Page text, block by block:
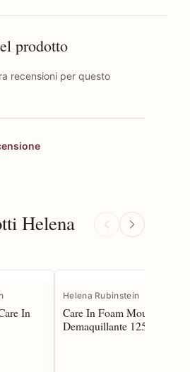
prodotto
recensioni per questo
Helena
In
Helena Rubinstein
Care In Foam Mousse
Demaquillante 125 ml